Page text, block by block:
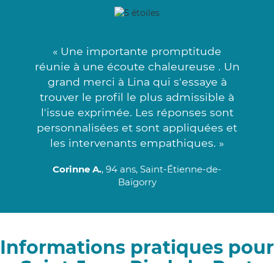
« Une importante promptitude
réunie à une écoute chaleureuse . Un
grand merci à Lina qui s'essaye à
trouver le profil le plus admissible à
l'issue exprimée. Les réponses sont
personnalisées et sont appliquées et
les intervenants empathiques. »
Corinne A., 94 ans, Saint-Étienne-de-
Baïgorry
Informations pratiques pour